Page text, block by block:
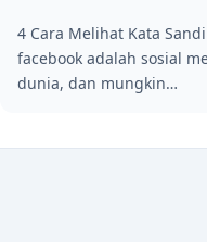
4 Cara Melihat Kata
facebook adalah sosial
dunia, dan mungkin…